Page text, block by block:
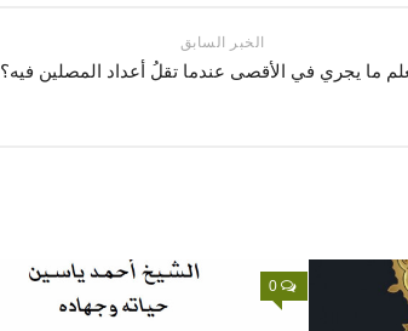
الخبر السابق
ما يجري في الأقصى عندما تقلُ أعداد المصلين فيه؟
0